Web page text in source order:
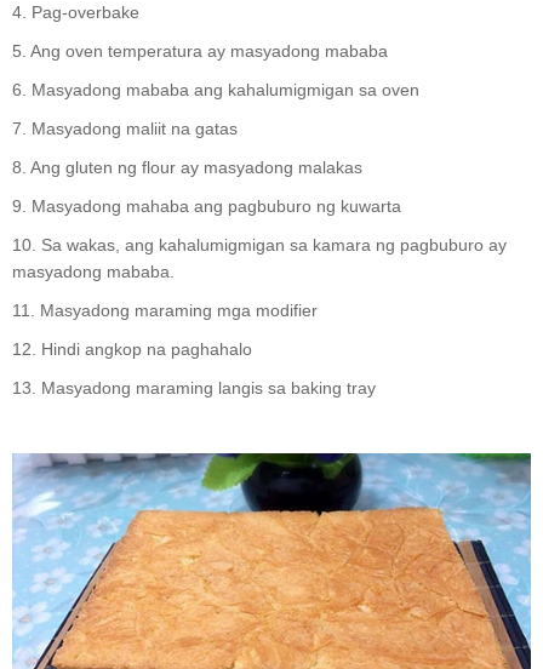
4. Pag-overbake
5. Ang oven temperatura ay masyadong mababa
6. Masyadong mababa ang kahalumigmigan sa oven
7. Masyadong maliit na gatas
8. Ang gluten ng flour ay masyadong malakas
9. Masyadong mahaba ang pagbuburo ng kuwarta
10. Sa wakas, ang kahalumigmigan sa kamara ng pagbuburo ay
masyadong mababa.
11. Masyadong maraming mga modifier
12. Hindi angkop na paghahalo
13. Masyadong maraming langis sa baking tray